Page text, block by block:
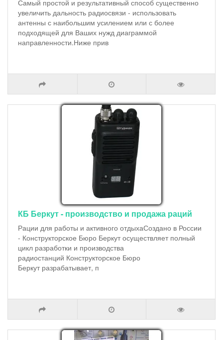
Самый простой и результативный способ существенно
увеличить дальность радиосвязи - использовать
антенны с наибольшим усилением или с более
подходящей для Ваших нужд диаграммой
направленности.Ниже прив
КБ Беркут - производство и продажа раций
Рации для работы и активного отдыхаСоздано в России
- Конструкторское Бюро Беркут осуществляет полный
цикл разработки и производства
радиостанций Конструкторское Бюро
Беркут разрабатывает, п